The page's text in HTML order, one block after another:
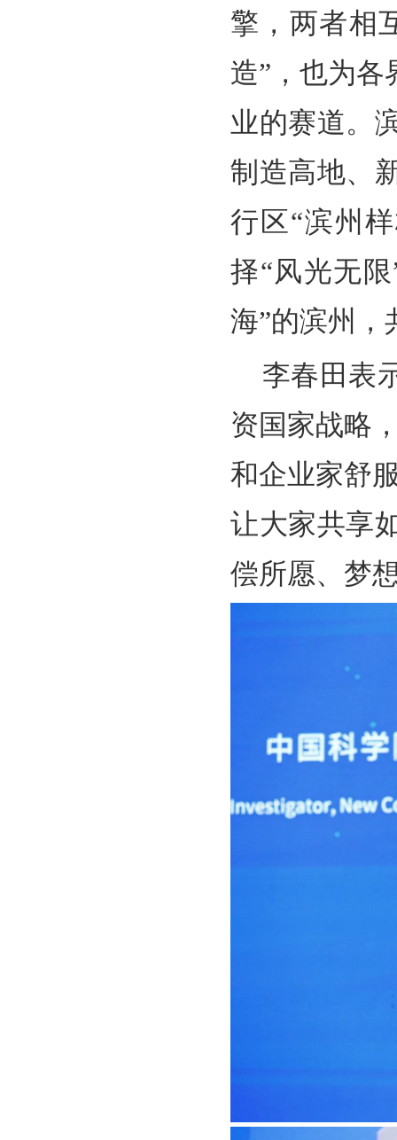
擎，两者相
造”，也为
业的赛道。
制造高地、
行区“滨州
择“风光无
海”的滨州，
李春田表
资国家战略
和企业家舒
让大家共享
偿所愿、梦